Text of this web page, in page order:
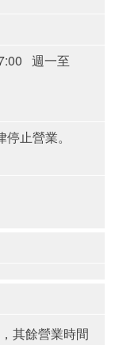
週一至
止營業。
其餘營業時間